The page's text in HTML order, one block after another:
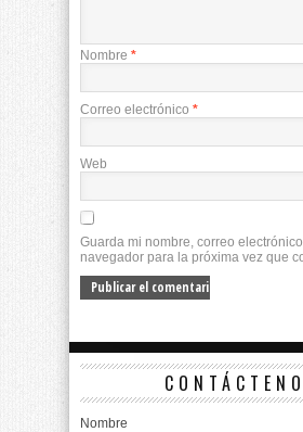
Nombre *
Correo electrónico *
Web
Guarda mi nombre, correo
navegador para la próxima vez que
Nombre